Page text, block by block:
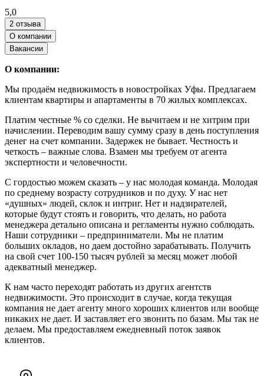
5,0
2 отзыва
О компании
Вакансии
О компании:
Мы продаём недвижимость в новостройках Уфы. Предлагаем
клиентам квартиры и апартаменты в 70 жилых комплексах.
Платим честные % со сделки. Не вычитаем и не хитрим при
начислении. Переводим вашу сумму сразу в день поступления
денег на счет компании. Задержек не бывает. Честность и
четкость – важные слова. Взамен мы требуем от агента
экспертности и человечности.
С гордостью можем сказать – у нас молодая команда. Молодая
по среднему возрасту сотрудников и по духу. У нас нет
«душных» людей, склок и интриг. Нет и надзирателей,
которые будут стоять и говорить, что делать, но работа
менеджера детально описана и регламенты нужно соблюдать.
Наши сотрудники – предприниматели. Мы не платим
больших окладов, но даем достойно зарабатывать. Получить
на свой счет 100-150 тысяч рублей за месяц может любой
адекватный менеджер.
К нам часто переходят работать из других агентств
недвижимости. Это происходит в случае, когда текущая
компания не дает агенту много хороших клиентов или вообще
никаких не дает. И заставляет его звонить по базам. Мы так не
делаем. Мы предоставляем ежедневный поток заявок
клиентов.